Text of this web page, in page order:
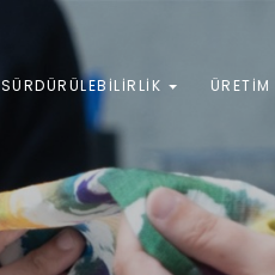
SÜRDÜRÜLEBILIRLIK ÜRETIM